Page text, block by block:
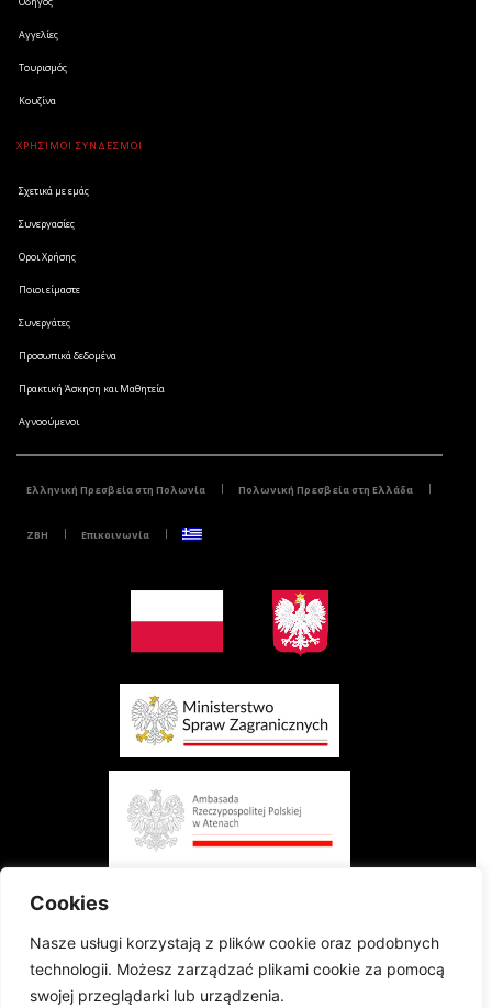
Cookies
Nasze usługi korzystają z plików cookie oraz podobnych
technologii. Możesz zarządzać plikami cookie za pomocą
swojej przeglądarki lub urządzenia.
Αγγελίες
Τουρισμός
Κουζίνα
ΧΡΗΣΙΜΟΙ ΣΥΝΔΕΣΜΟΙ
Σχετικά με εμάς
Συνεργασίες
Οροι Χρήσης
Ποιοι είμαστε
Συνεργάτες
Προσωπικά δεδομένα
Πρακτική Άσκηση και Μαθητεία
Αγνοούμενοι
Ελληνική Πρεσβεία στη Πολωνία Πολωνική Πρεσβεία στη Ελλάδα
ZBH Επικοινωνία
Το έργο χρηματοδοτείται από το Υπουργείο Εξωτερικών της Πολωνικής